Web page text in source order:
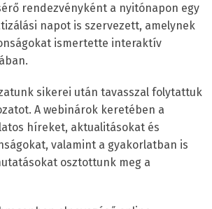
rendezvényként a nyitónapon egy
napot is szervezett, amelynek
ismertette interaktív
sikerei után tavasszal folytattuk
A webinárok keretében a
híreket, aktualitásokat és
valamint a gyakorlatban is
osztottunk meg a